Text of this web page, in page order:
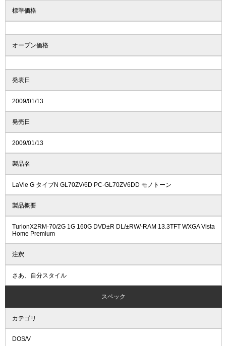
標準価格
オープン価格
発表日
2009/01/13
発売日
2009/01/13
製品名
LaVie G タイプN GL70ZV/6D PC-GL70ZV6DD モノトーン
製品概要
TurionX2RM-70/2G 1G 160G DVD±R DL/±RW/-RAM 13.3TFT WXGA Vista
Home Premium
注釈
さあ、自分スタイル
スペック
カテゴリ
DOS/V